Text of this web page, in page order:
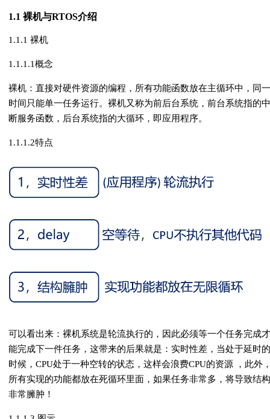
1.1 裸机与RTOS介绍
1.1.1 裸机
1.1.1.1概念
裸机：直接对硬件资源的编程，所有功能函数放在主循环中，同⼀
时间只能单⼀任务运行。裸机又称为前后台系统，前台系统指的中
断服务函数，后台系统指的大循环，即应用程序。
1.1.1.2特点
可以看出来：裸机系统是轮流执行的，因此必须等一个任务完成才
能完成下一件任务，这带来的后果就是：实时性差，当处于延时的
时候，CPU处于一种空转的状态，这样会浪费CPU的资源 ，此外
所有实现的功能都放在死循环里面，如果任务非常多，将导致结构
非常臃肿！